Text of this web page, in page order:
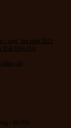
– mịn” hot nhất 2025
Thất Hiện Đại
cấp
- Hà Nội